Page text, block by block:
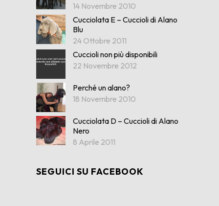
14 Novembre 2010
Cucciolata E – Cuccioli di Alano
Blu
24 Ottobre 2011
Cuccioli non più disponibili
22 Novembre 2012
Perché un alano?
18 Novembre 2010
Cucciolata D – Cuccioli di Alano
Nero
8 Aprile 2011
SEGUICI SU FACEBOOK